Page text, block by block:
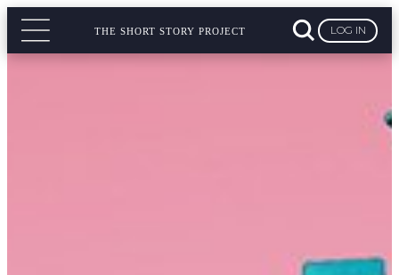
THE SHORT STORY PROJECT LOG IN